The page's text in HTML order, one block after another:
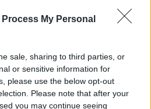
Process My Personal
sale, sharing to third parties, or
or sensitive information for
please use the below opt-out
Please note that after your
you may continue seeing
app
tablet smartphones